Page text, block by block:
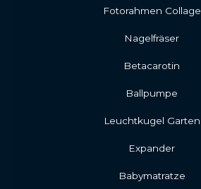
Fotorahmen Collage
Nagelfräser
Betacarotin
Ballpumpe
Leuchtkugel Garten
Expander
Babymatratze